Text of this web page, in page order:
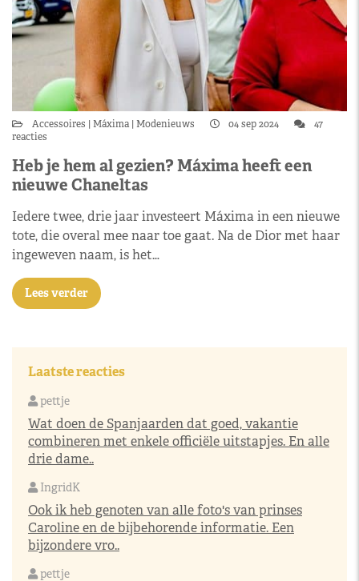
Accessoires Máxima Modenieuws 04 sep 2024
47
reacties
Heb je hem al gezien? Máxima heeft een
nieuwe Chaneltas
Iedere twee, drie jaar investeert Máxima in een nieuwe
tote, die overal mee naar toe gaat. Na de Dior met haar
ingeweven naam, is het…
Lees verder
Laatste reacties
pettje
Wat doen de Spanjaarden dat goed, vakantie
combineren met enkele officiële uitstapjes. En alle
drie dame..
IngridK
Ook ik heb genoten van alle foto's van prinses
Caroline en de bijbehorende informatie. Een
bijzondere vro..
pettje